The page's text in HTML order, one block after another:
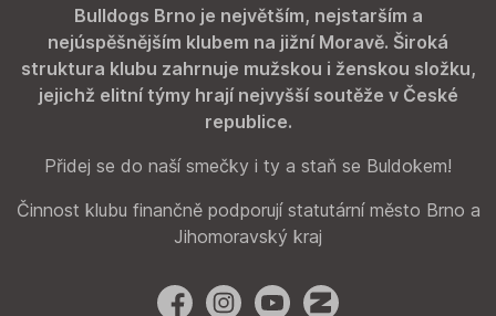
Bulldogs Brno je největším, nejstarším a
nejúspěšnějším klubem na jižní Moravě. Široká
struktura klubu zahrnuje mužskou i ženskou složku,
jejichž elitní týmy hrají nejvyšší soutěže v České
republice.
Přidej se do naší smečky i ty a staň se Buldokem!
Činnost klubu finančně podporují statutární město Brno a
Jihomoravský kraj